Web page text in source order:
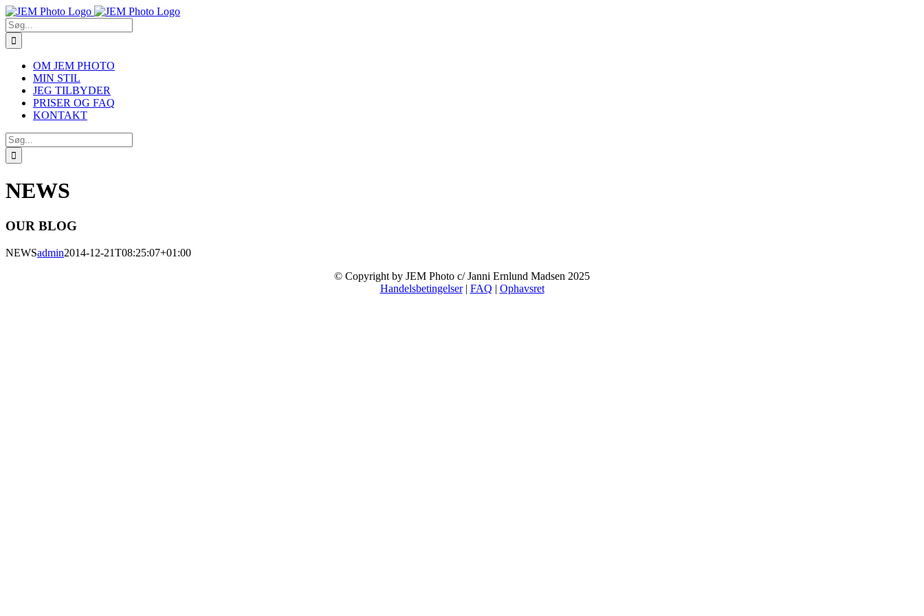
Skip
to
content
Søg
efter:
OM JEM PHOTO
MIN STIL
JEG TILBYDER
PRISER OG FAQ
KONTAKT
Søg
efter:
NEWS
OUR BLOG
NEWSadmin2014-12-21T08:25:07+01:00
© Copyright by JEM Photo c/ Janni Ernlund Madsen 2025
Handelsbetingelser| FAQ | Ophavsret